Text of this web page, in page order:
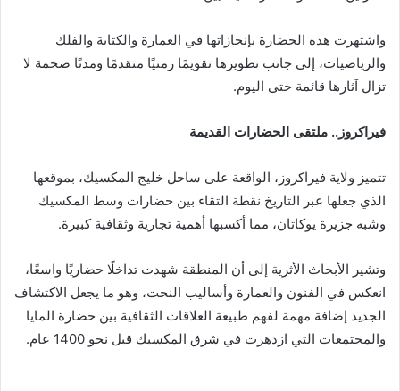
واشتهرت هذه الحضارة بإنجازاتها في العمارة والكتابة والفلك
والرياضيات، إلى جانب تطويرها تقويمًا زمنيًا متقدمًا ومدنًا ضخمة لا
تزال آثارها قائمة حتى اليوم.
فيراكروز.. ملتقى الحضارات القديمة
تتميز ولاية فيراكروز، الواقعة على ساحل خليج المكسيك، بموقعها
الذي جعلها عبر التاريخ نقطة التقاء بين حضارات وسط المكسيك
وشبه جزيرة يوكاتان، مما أكسبها أهمية تجارية وثقافية كبيرة.
وتشير الأبحاث الأثرية إلى أن المنطقة شهدت تداخلًا حضاريًا واسعًا،
انعكس في الفنون والعمارة وأساليب النحت، وهو ما يجعل الاكتشاف
الجديد إضافة مهمة لفهم طبيعة العلاقات الثقافية بين حضارة المايا
والمجتمعات التي ازدهرت في شرق المكسيك قبل نحو 1400 عام.